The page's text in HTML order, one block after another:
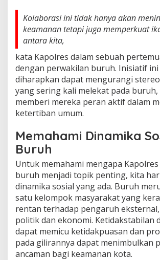
Kolaborasi ini tidak hanya akan
keamanan tetapi juga memperkuat
antara kita,
kata Kapolres dalam sebuah
dengan perwakilan buruh. Inisiatif ini
diharapkan dapat mengurangi
yang sering kali melekat pada buruh,
memberi mereka peran aktif dalam
ketertiban umum.
Memahami Dinamika
Buruh
Untuk memahami mengapa
buruh menjadi topik penting, kita
dinamika sosial yang ada. Buruh
satu kelompok masyarakat yang
rentan terhadap pengaruh
politik dan ekonomi. Ketidakstabilan
dapat memicu ketidakpuasan dan
pada gilirannya dapat menimbulkan
ancaman bagi keamanan kota.